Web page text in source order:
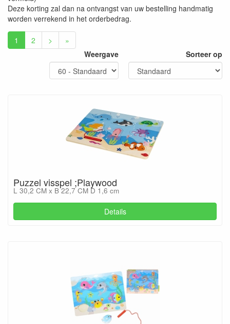
Deze korting zal dan na ontvangst van uw bestelling handmatig
worden verrekend in het orderbedrag.
1 2 >
»
Weergave
Sorteer op
Puzzel visspel ;Playwood
L 30,2 CM x B 22,7 CM D 1,6 cm
Details